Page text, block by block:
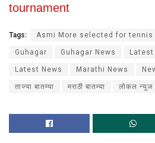
tournament
Tags: Asmi More selected for
Guhagar Guhagar News
Latest News Marathi News
ताज्या बातम्या मराठी बातम्या लोकल न्युज